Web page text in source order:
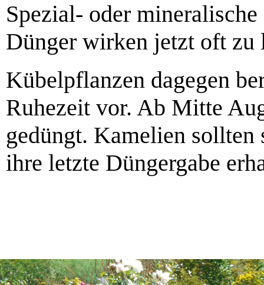
Spezial- oder
Dünger wirken jetzt oft zu
Kübelpflanzen dagegen
Ruhezeit vor. Ab Mitte
gedüngt. Kamelien sollten
ihre letzte Düngergabe